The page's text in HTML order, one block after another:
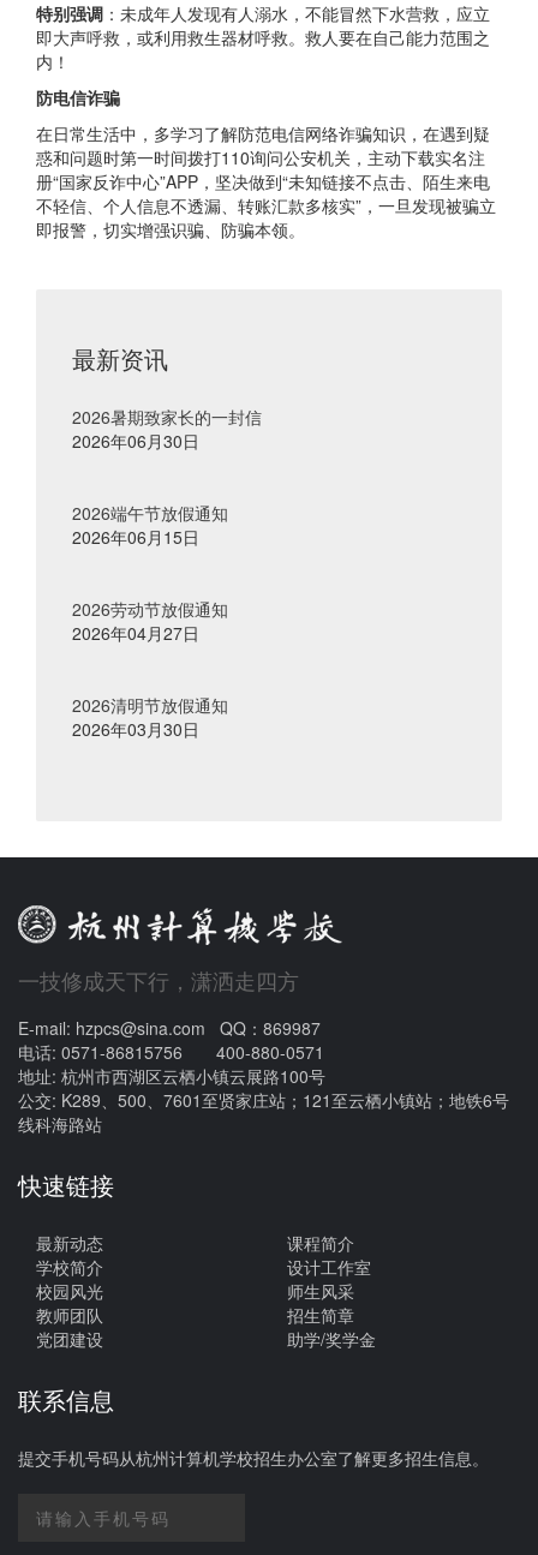
特别强调 ：未成年人发现有人溺水，不能冒然下水营救，应立
即大声呼救，或利用救生器材呼救。救人要在自己能力范围之
内！
防电信诈骗
在日常生活中，多学习了解防范电信网络诈骗知识，在遇到疑
惑和问题时第一时间拨打110询问公安机关，主动下载实名注
册“国家反诈中心”APP，坚决做到“未知链接不点击、陌生来电
不轻信、个人信息不透漏、转账汇款多核实”，一旦发现被骗立
即报警，切实增强识骗、防骗本领。
最新资讯
2026暑期致家长的一封信
2026年06月30日
2026端午节放假通知
2026年06月15日
2026劳动节放假通知
2026年04月27日
2026清明节放假通知
2026年03月30日
一技修成天下行，潇洒走四方
E-mail: hzpcs@sina.com QQ：869987
电话: 0571-86815756 400-880-0571
地址: 杭州市西湖区云栖小镇云展路100号
公交: K289、500、7601至贤家庄站；121至云栖小镇站；地铁6号
线科海路站
快速链接
最新动态
学校简介
校园风光
教师团队
党团建设
课程简介
设计工作室
师生风采
招生简章
助学/奖学金
联系信息
提交手机号码从杭州计算机学校招生办公室了解更多招生信息。